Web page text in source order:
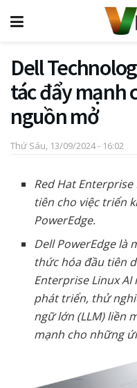
Dell
tác đẩy mạnh
nguồn mở
Thứ Sáu, 13/09/2024 - 16:02
Red Hat
tiên cho việc triển
PowerEdge.
Dell PowerEdge là
thức hóa đầu tiên
Enterprise Linux
phát triển, thử
ngữ lớn (LLM) liền
mạnh cho những